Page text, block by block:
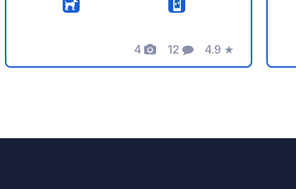
liegt 100 m von den Brickyard
Denken Sie daran, den geoCode bei
4
Fotos
12
Kommentare
4.9
Bewertung
★